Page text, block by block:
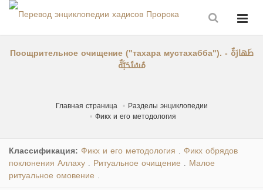
Поощрительное очищение ("тахара мустахабба"). - طَهارَةٌ
مُسْتَحَبَّةٌ
Главная страница
Разделы энциклопедии
Фикх и его методология
Классификация: Фикх и его методология Фикх обрядов
поклонения Аллаху Ритуальное очищение Малое
ритуальное омовение